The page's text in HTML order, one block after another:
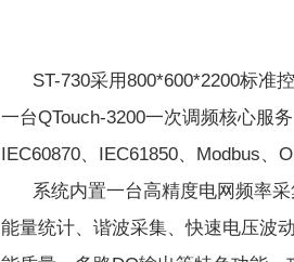
ST-730采用800*600*2200标准
一台QTouch-3200一次调频核心服
IEC60870、IEC61850、Modbus
系统内置一台高精度电网频率
能量统计、谐波采集、快速电压波